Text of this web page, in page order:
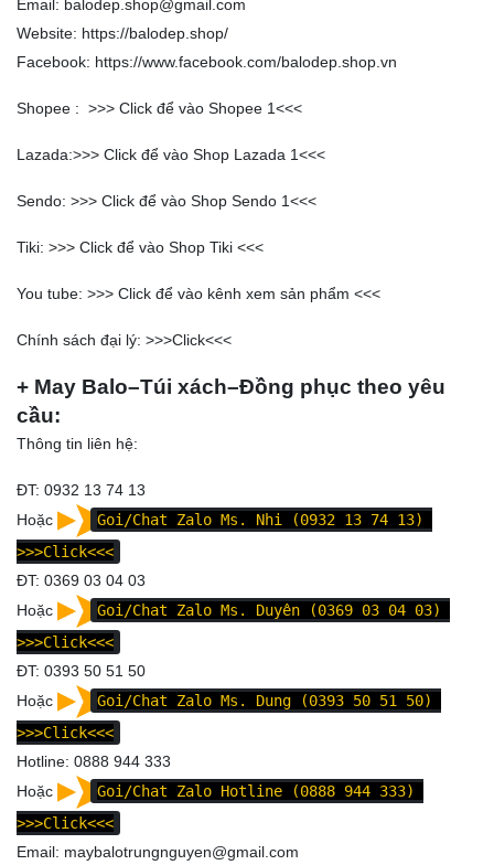
Email: balodep.shop@gmail.com
Website: https://balodep.shop/
Facebook: https://www.facebook.com/balodep.shop.vn
Shopee : >>> Click để vào Shopee 1<<<
Lazada:>>> Click để vào Shop Lazada 1<<<
Sendo: >>> Click để vào Shop Sendo 1<<<
Tiki: >>> Click để vào Shop Tiki <<<
You tube: >>> Click để vào kênh xem sản phẩm <<<
Chính sách đại lý: >>>Click<<<
+ May Balo–Túi xách–Đồng phục theo yêu
cầu:
Thông tin liên hệ:
ĐT: 0932 13 74 13
Hoặc
Goi/Chat Zalo Ms. Nhi (0932 13 74 13)
>>>Click<<<
ĐT: 0369 03 04 03
Hoặc
Goi/Chat Zalo Ms. Duyên (0369 03 04 03)
>>>Click<<<
ĐT: 0393 50 51 50
Hoặc
Goi/Chat Zalo Ms. Dung (0393 50 51 50)
>>>Click<<<
Hotline: 0888 944 333
Hoặc
Goi/Chat Zalo Hotline (0888 944 333)
>>>Click<<<
Email: maybalotrungnguyen@gmail.com